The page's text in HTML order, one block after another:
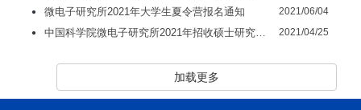
微电子研究所2021年大学生夏令营报名通知 2021/06/04
中国科学院微电子研究所2021年招收硕士研究生（全国统考）拟录取名单补充公示 2021/04/25
加载更多